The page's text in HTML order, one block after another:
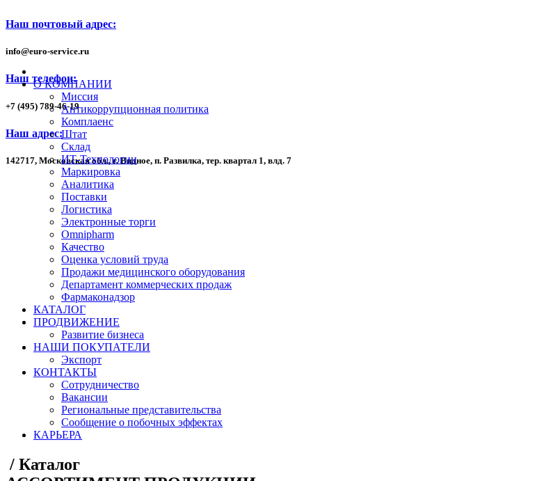
Наш почтовый адрес:
info@euro-service.ru
Наш телефон:
+7 (495) 789-46-19
Наш адрес:
142717, Московская обл., г. Видное, п. Развилка, тер. квартал 1, влд. 7
О КОМПАНИИ
Миссия
Антикоррупционная политика
Комплаенс
Штат
Склад
ИТ-Технологии
Маркировка
Аналитика
Поставки
Логистика
Электронные торги
Omnipharm
Качество
Оценка условий труда
Продажи медицинского оборудования
Департамент коммерческих продаж
Фармаконадзор
КАТАЛОГ
ПРОДВИЖЕНИЕ
Развитие бизнеса
НАШИ ПОКУПАТЕЛИ
Экспорт
КОНТАКТЫ
Сотрудничество
Вакансии
Региональные представительства
Сообщение о побочных эффектах
КАРЬЕРА
/ Каталог